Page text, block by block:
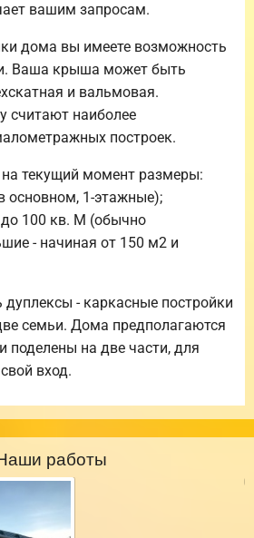
вашим запросам.
дома вы имеете возможность
Ваша крыша может быть
и вальмовая.
считают наиболее
построек.
текущий момент размеры:
основном, 1-этажные);
100 кв. М (обычно
- начиная от 150 м2 и
- каркасные постройки
семьи. Дома предполагаются
поделены на две части, для
вход.
работы